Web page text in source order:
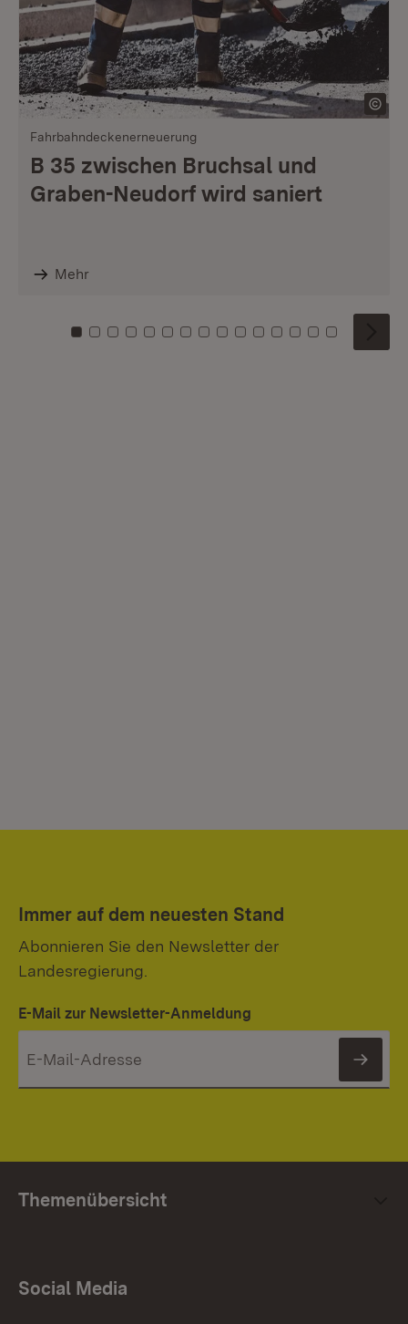
Fahrbahndeckenerneuerung
B 35 zwischen Bruchsal und
Graben-Neudorf wird saniert
Mehr
Zu Kachel: 0
Zu Kachel: 1
Zu Kachel: 2
Zu Kachel: 3
Zu Kachel: 4
Zu Kachel: 5
Zu Kachel: 6
Zu Kachel: 7
Zu Kachel: 8
Zu Kachel: 9
Zu Kachel: 10
Zu Kachel: 11
Zu Kachel: 12
Zu Kachel:
Zu
Immer auf dem neuesten Stand
Abonnieren Sie den Newsletter der
Landesregierung.
E-Mail zur Newsletter-Anmeldung
Themenübersicht
Social Media